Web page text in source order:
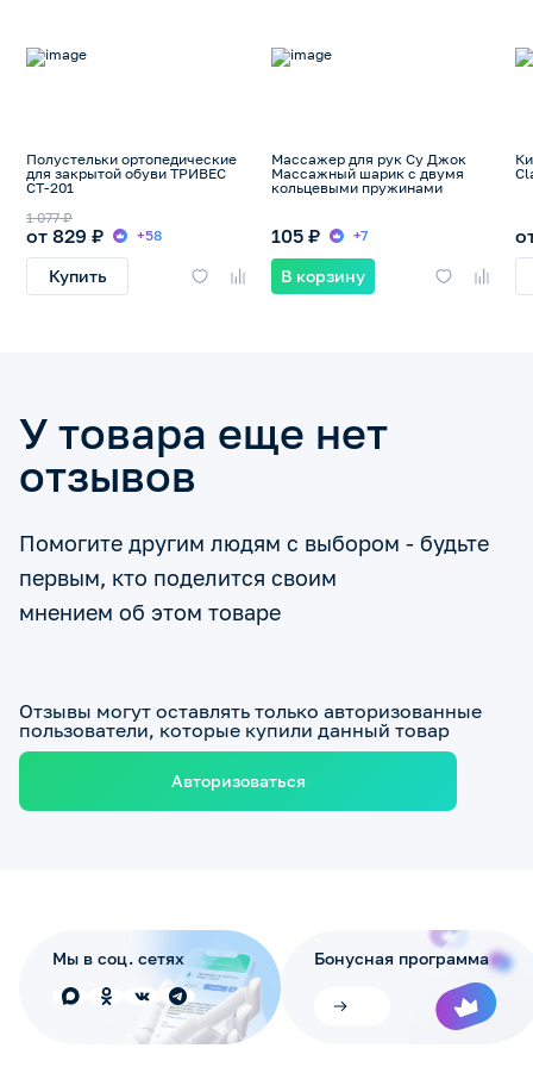
Полустельки ортопедические
для закрытой обуви ТРИВЕС
СТ-201
от 829 ₽
1 077 ₽
+58
Купить
Массажер для рук Су Джок
Массажный шарик с двумя
кольцевыми пружинами
105 ₽ +7
В корзину
У товара еще нет
отзывов
Помогите другим людям с выбором - будьте
первым, кто поделится своим
мнением об этом товаре
Отзывы могут оставлять только авторизованные
пользователи, которые купили данный товар
Авторизоваться
Мы в соц. сетях Бонусная программа